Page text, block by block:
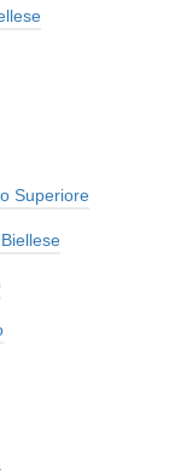
Superiore